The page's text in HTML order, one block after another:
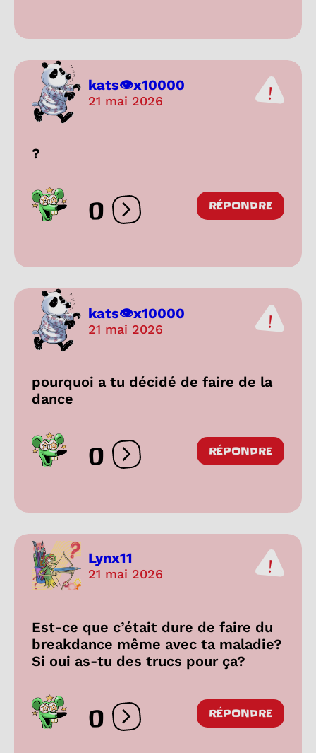
kats👁️x10000
21 mai 2026
?
0 Ouvrir les réactions
RÉPONDRE
kats👁️x10000
21 mai 2026
pourquoi a tu décidé de faire de la
dance
0 Ouvrir les réactions
RÉPONDRE
Lynx11
21 mai 2026
Est-ce que c’était dure de faire du
breakdance même avec ta maladie?
Si oui as-tu des trucs pour ça?
0 Ouvrir les réactions
RÉPONDRE